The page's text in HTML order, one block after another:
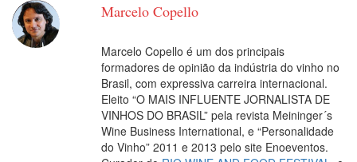
Marcelo Copello
Marcelo Copello é um dos principais
formadores de opinião da indústria do vinho no
Brasil, com expressiva carreira internacional.
Eleito “O MAIS INFLUENTE JORNALISTA DE
VINHOS DO BRASIL” pela revista Meininger´s
Wine Business International, e “Personalidade
do Vinho” 2011 e 2013 pelo site Enoeventos.